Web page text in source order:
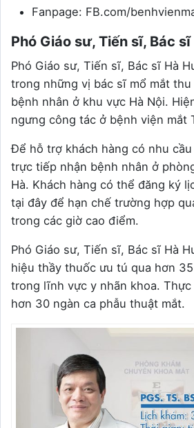
Fanpage: FB.com/
Phó Giáo sư, Tiến sĩ, Bác
Phó Giáo sư, Tiến sĩ, Bác sĩ Hà
trong những vị bác sĩ mổ mắt
bệnh nhân ở khu vực Hà Nội.
ngưng công tác ở bệnh viện mắt
Để hỗ trợ khách hàng có nhu
trực tiếp nhận bệnh nhân ở
Hà. Khách hàng có thể đăng ký
tại đây để hạn chế trường hợp
trong các giờ cao điểm.
Phó Giáo sư, Tiến sĩ, Bác sĩ Hà
hiệu thầy thuốc ưu tú qua hơn
trong lĩnh vực y nhãn khoa.
hơn 30 ngàn ca phẫu thuật mắt.